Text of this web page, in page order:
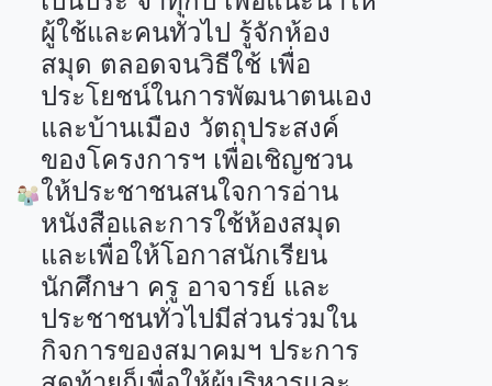
ผู้ใช้และคนทั่วไป รู้จักห้อง
สมุด ตลอดจนวิธีใช้ เพื่อ
ประโยชน์ในการพัฒนาตนเอง
และบ้านเมือง วัตถุประสงค์
ของโครงการฯ เพื่อเชิญชวน
ให้ประชาชนสนใจการอ่าน
หนังสือและการใช้ห้องสมุด
และเพื่อให้โอกาสนักเรียน
นักศึกษา ครู อาจารย์ และ
ประชาชนทั่วไปมีส่วนร่วมใน
กิจการของสมาคมฯ ประการ